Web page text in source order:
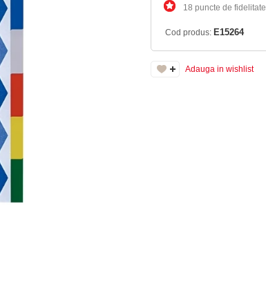
18 puncte de fidelitate
Cod produs: E15264
Adauga in wishlist